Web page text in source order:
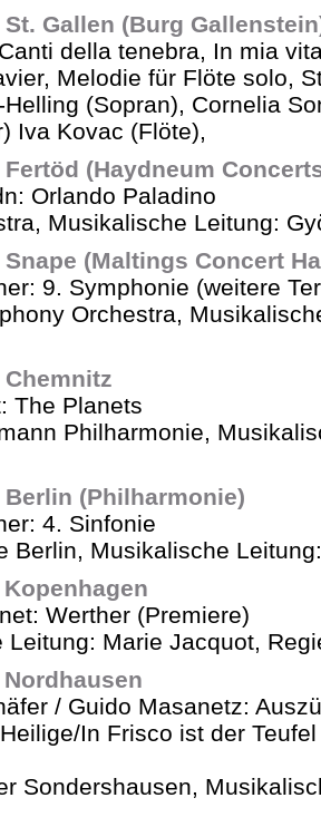
St. Gallen (Burg
della tenebra, In mia
Melodie für Flöte solo,
(Sopran), Cornelia
Iva Kovac (Flöte),
Fertöd (Haydneum
Orlando Paladino
Musikalische Leitung:
Snape (Maltings Concert
9. Symphonie (weitere
Orchestra,
Chemnitz
The Planets
Philharmonie,
Berlin (Philharmonie)
4. Sinfonie
Berlin, Musikalische
Kopenhagen
Werther (Premiere)
Leitung: Marie Jacquot,
Nordhausen
/ Guido Masanetz:
In Frisco ist der
Sondershausen,